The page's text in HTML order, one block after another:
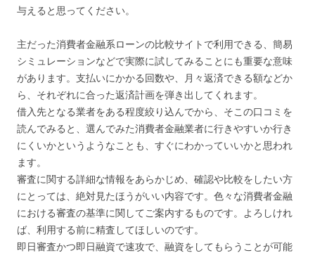
与えると思ってください。
主だった消費者金融系ローンの比較サイトで利用できる、簡易
シミュレーションなどで実際に試してみることにも重要な意味
があります。支払いにかかる回数や、月々返済できる額などか
ら、それぞれに合った返済計画を弾き出してくれます。
借入先となる業者をある程度絞り込んでから、そこの口コミを
読んでみると、選んでみた消費者金融業者に行きやすいか行き
にくいかというようなことも、すぐにわかっていいかと思われ
ます。
審査に関する詳細な情報をあらかじめ、確認や比較をしたい方
にとっては、絶対見たほうがいい内容です。色々な消費者金融
における審査の基準に関してご案内するものです。よろしけれ
ば、利用する前に精査してほしいのです。
即日審査かつ即日融資で速攻で、融資をしてもらうことが可能